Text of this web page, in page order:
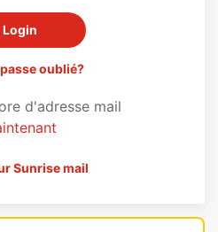
oublié?
d'adresse mail
Sunrise mail